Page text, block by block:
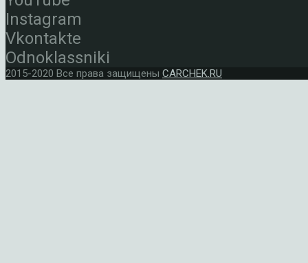
Instagram
Vkontakte
Odnoklassniki
2015-2020 Все права защищены CARCHEK.RU